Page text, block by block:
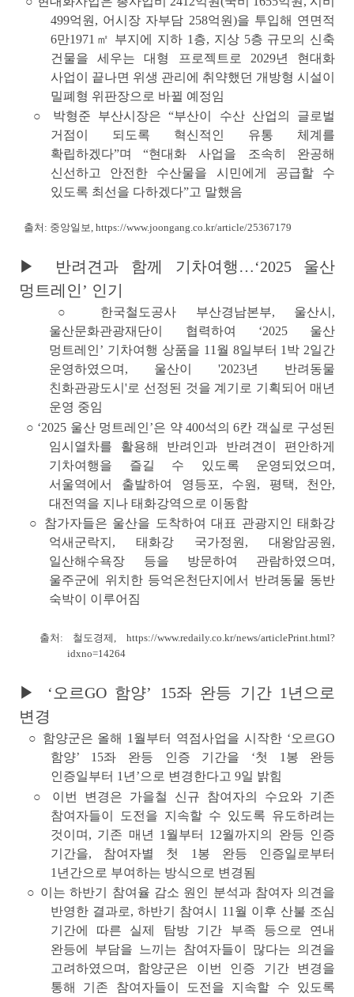
499억원, 어시장 자부담 258억원)을 투입해 연면적
6만1971㎡ 부지에 지하 1층, 지상 5층 규모의 신축
건물을 세우는 대형 프로젝트로 2029년 현대화
사업이 끝나면 위생 관리에 취약했던 개방형 시설이
밀폐형 위판장으로 바뀔 예정임
○ 박형준 부산시장은 “부산이 수산 산업의 글로벌
거점이 되도록 혁신적인 유통 체계를
확립하겠다”며 “현대화 사업을 조속히 완공해
신선하고 안전한 수산물을 시민에게 공급할 수
있도록 최선을 다하겠다”고 말했음
출처: 중앙일보, https://www.joongang.co.kr/article/25367179
▶ 반려견과 함께 기차여행…‘2025 울산
멍트레인’ 인기
○ 한국철도공사 부산경남본부, 울산시,
울산문화관광재단이 협력하여 ‘2025 울산
멍트레인’ 기차여행 상품을 11월 8일부터 1박 2일간
운영하였으며, 울산이'2023년 반려동물
친화관광도시'로 선정된 것을 계기로 기획되어 매년
운영 중임
○ ‘2025 울산 멍트레인’은 약 400석의 6칸 객실로 구성된
임시열차를 활용해 반려인과 반려견이 편안하게
기차여행을 즐길 수 있도록 운영되었으며,
서울역에서 출발하여 영등포, 수원, 평택, 천안,
대전역을 지나 태화강역으로 이동함
○ 참가자들은 울산을 도착하여 대표 관광지인태화강
억새군락지, 태화강 국가정원, 대왕암공원,
일산해수욕장 등을 방문하여 관람하였으며,
울주군에 위치한 등억온천단지 에서 반려동물 동반
숙박이 이루어짐
출처: 철도경제,https://www.redaily.co.kr/news/articlePrint.html?
idxno=14264
▶ ‘오르GO 함양’ 15좌 완등 기간 1년으로
변경
○ 함양군은 올해 1월부터 역점사업을 시작한 ‘오르GO
함양’ 15좌 완등 인증 기간을 ‘첫 1봉 완등
인증일부터 1년’으로 변경한다고 9일 밝힘
○ 이번 변경은 가을철 신규 참여자의 수요와 기존
참여자들이 도전을 지속할 수 있도록 유도하려는
것이며, 기존 매년 1월부터 12월까지의 완등 인증
기간을, 참여자별 첫 1봉 완등 인증일로부터
1년간으로 부여하는 방식으로 변경됨
○ 이는 하반기 참여율 감소 원인 분석과 참여자 의견을
반영한 결과로, 하반기 참여시 11월 이후 산불 조심
기간에 따른 실제 탐방 기간 부족 등으로 연내
완등에 부담을 느끼는 참여자들이 많다는 의견을
고려하였으며, 함양군은 이번 인증 기간 변경을
통해 기존 참여자들이 도전을 지속할 수 있도록